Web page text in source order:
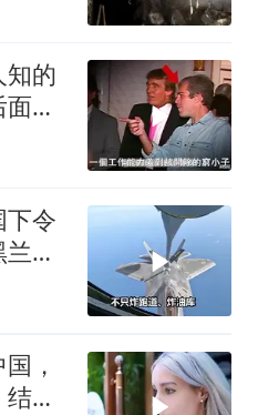
的
越
下令
，
，
果